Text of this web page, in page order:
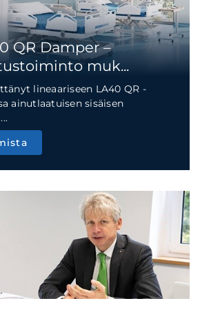
QR Damper –
muk...
lineaariseen LA40 QR -
ainutlaatuisen sisäisen